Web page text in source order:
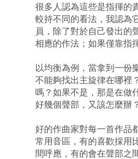
很多人認為這些是指揮的
較持不同的看法，我認為
員，除了對於自己發出的
相應的作法；如果僅靠指
以均衡為例，當拿到一份
不能夠找出主旋律在哪裡
嗎？如果不是，那是在做
好幾個聲部，又該怎麼
好的作曲家對每一首作品
常用音區，有的喜歡採用
間呼應，有的會在聲部